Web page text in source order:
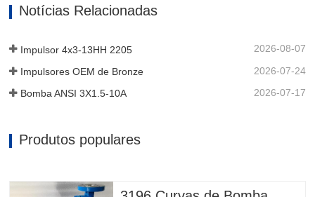
que o dispositivo auxiliar da unidade de
Notícias Relacionadas
Impulsor 4x3-13HH 2205 2026-08-07
Impulsores OEM de Bronze 2026-07-24
Bomba ANSI 3X1.5-10A 2026-07-17
Produtos populares